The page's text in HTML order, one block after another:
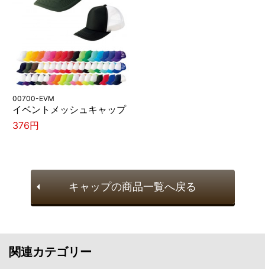
00700-EVM
イベントメッシュキャップ
376円
キャップの商品一覧へ戻る
関連カテゴリー